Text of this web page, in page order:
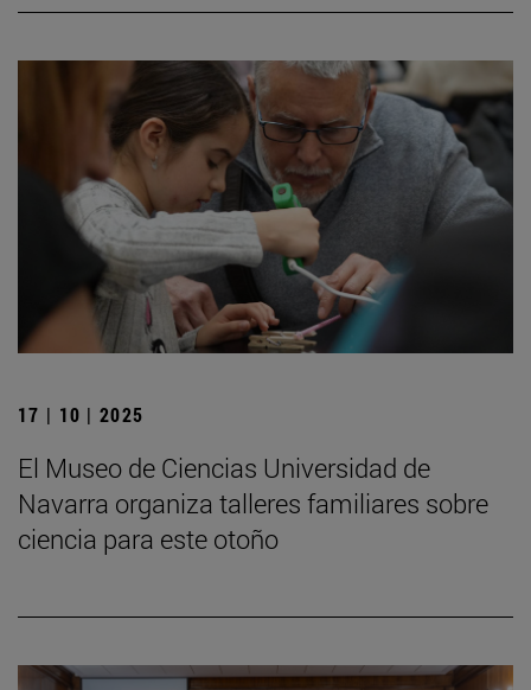
17 | 10 | 2025
El Museo de Ciencias Universidad de
Navarra organiza talleres familiares sobre
ciencia para este otoño